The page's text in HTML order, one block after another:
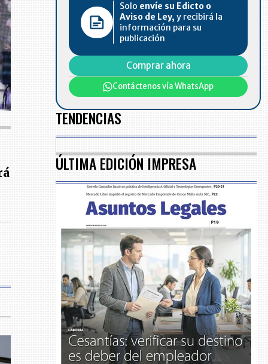
Solo envíe su Edicto o
Aviso de Ley, y recibirá la
información para su
publicación
Comprar ahora
Contáctenos vía WhatsApp
TENDENCIAS
ÚLTIMA EDICIÓN IMPRESA